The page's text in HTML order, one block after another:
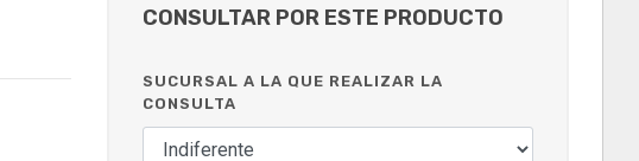
CONSULTAR POR ESTE PRODUCTO
SUCURSAL A LA QUE REALIZAR LA
CONSULTA